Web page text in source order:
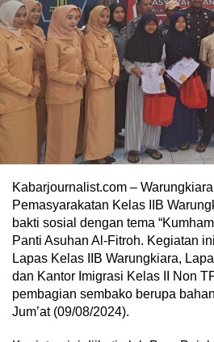
Kabarjournalist.com –
Pemasyarakatan Kelas IIB
bakti sosial dengan tema
Panti Asuhan Al-Fitroh. Kegiatan
Lapas Kelas IIB Warungkiara,
dan Kantor Imigrasi Kelas II Non
pembagian sembako berupa
Jum’at (09/08/2024).